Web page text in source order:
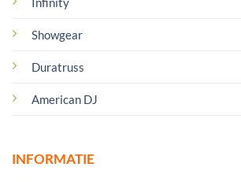
Showgear
Duratruss
American DJ
INFORMATIE